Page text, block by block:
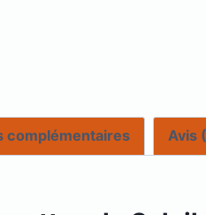
complémentaires Avis